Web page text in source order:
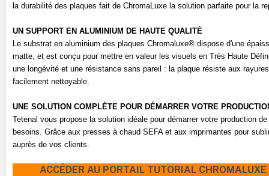
la durabilité des plaques fait de ChromaLuxe la solution parfaite pour la
UN SUPPORT EN ALUMINIUM DE HAUTE QUALITÉ
Le substrat en aluminium des plaques Chromaluxe® dispose d'une
matte, et est conçu pour mettre en valeur les visuels en Très Haute
une longévité et une résistance sans pareil : la plaque résiste aux
facilement nettoyable.
UNE SOLUTION COMPLÈTE POUR DÉMARRER VOTRE
Tetenal vous propose la solution idéale pour démarrer votre production
besoins. Grâce aux presses à chaud SEFA et aux imprimantes pour
auprès de vos clients.
ACCÉDER AU PORTAIL TUTORIAL